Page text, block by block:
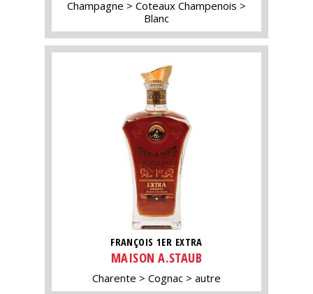
Champagne
Coteaux Champenois
Blanc
FRANÇOIS 1ER EXTRA
MAISON A.STAUB
Charente Cognac autre